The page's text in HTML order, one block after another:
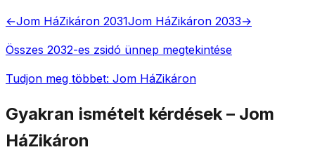
←Jom HáZikáron 2031Jom HáZikáron 2033→
Összes 2032-es zsidó ünnep megtekintése
Tudjon meg többet: Jom HáZikáron
Gyakran ismételt kérdések – Jom
HáZikáron